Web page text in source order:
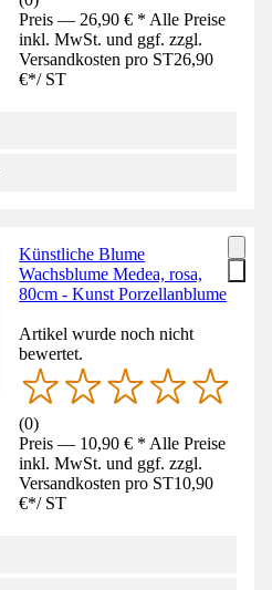
Preis — 26,90 € * Alle Preise
inkl. MwSt. und ggf. zzgl.
Versandkosten pro ST26,90
€*/ ST
Künstliche Blume
Wachsblume Medea, rosa,
80cm - Kunst Porzellanblume
Artikel wurde noch nicht
bewertet.
(0)
Preis — 10,90 € * Alle Preise
inkl. MwSt. und ggf. zzgl.
Versandkosten pro ST10,90
€*/ ST